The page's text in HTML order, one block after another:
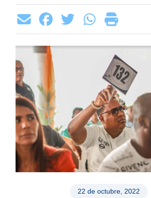
22 de octubre, 2022